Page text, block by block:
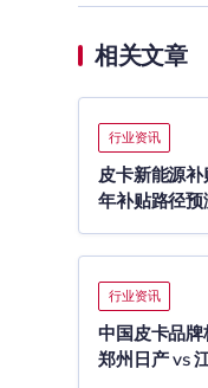
相关文章
行业资讯
皮卡新能源
年补贴路径预
行业资讯
中国皮卡品
郑州日产 vs